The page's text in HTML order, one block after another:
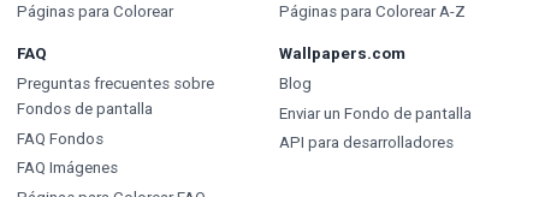
Páginas para Colorear
Páginas para Colorear A-Z
FAQ
Preguntas frecuentes sobre
Fondos de pantalla
FAQ Fondos
FAQ Imágenes
Wallpapers.com
Blog
Enviar un Fondo de pantalla
API para desarrolladores